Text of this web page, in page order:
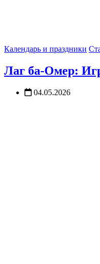
Календарь и праздники
Лаг ба-Омер:
04.05.2026